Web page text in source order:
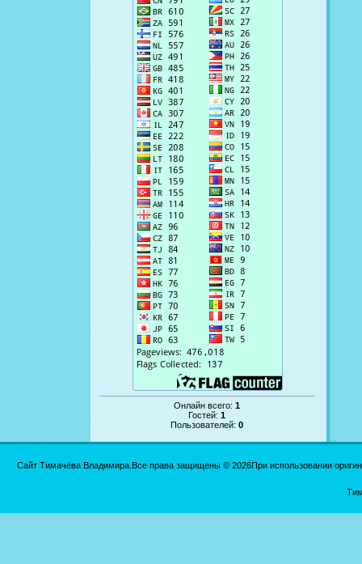
Онлайн всего:1
Гостей:1
Пользователей:0
Сайт Тимачёва Владимира.Все права защищены © 2026При использовании